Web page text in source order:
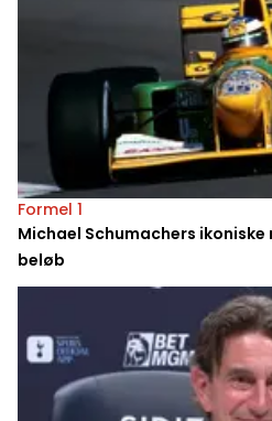
Formel 1
Michael Schumachers
beløb